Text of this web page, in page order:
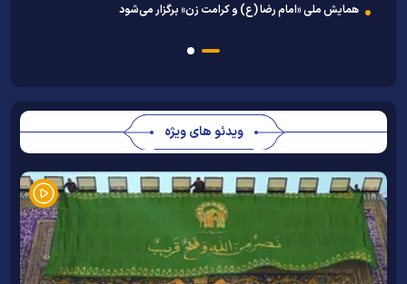
همایش ملی «امام رضا (ع) و کرامت زن» برگزار می‌شود
ویدئو های ویژه